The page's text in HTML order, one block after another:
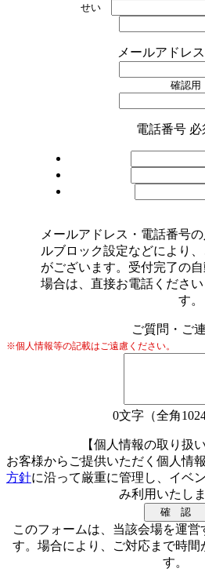
せい
メールアドレス
確認用
電話番号 必
メールアドレス・電話番号
ルブロック設定などにより
がございます。受付完了の
場合は、直接お電話くださ
す。
ご質問・ご
※個人情報等の記載はご遠慮ください。
0文字（全角
【個人情報の取り扱
お客様からご提供いただく個人情
方針に沿って厳重に管理し、イベ
み利用いたしま
このフォームは、当該会場を運営
す。場合により、ご対応まで時間
す。